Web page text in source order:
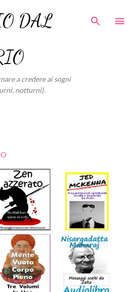
contenuti principali
DAL
a credere ai sogni
notturni).